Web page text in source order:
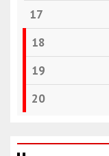
17
18
19
20